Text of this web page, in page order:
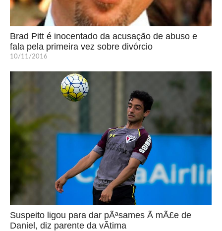
Brad Pitt é inocentado da acusação de abuso e
fala pela primeira vez sobre divórcio
10/11/2016
Suspeito ligou para dar pÃªsames Ã mÃ£e de
Daniel, diz parente da vÃ­tima